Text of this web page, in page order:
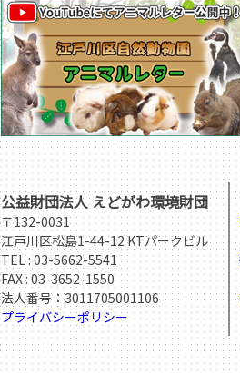
公益財団法人 えどがわ環境財団
〒132-0031
江戸川区松島1-44-12 KTパークビル
TEL :03-5662-5541
FAX : 03-3652-1550
法人番号：3011705001106
プライバシーポリシー